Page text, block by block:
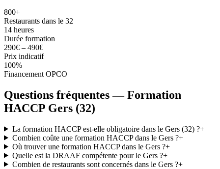
800+
Restaurants dans le 32
14 heures
Durée formation
290€ – 490€
Prix indicatif
100%
Financement OPCO
Questions fréquentes — Formation
HACCP Gers (32)
La formation HACCP est-elle obligatoire dans le Gers (32) ?+
Combien coûte une formation HACCP dans le Gers ?+
Où trouver une formation HACCP dans le Gers ?+
Quelle est la DRAAF compétente pour le Gers ?+
Combien de restaurants sont concernés dans le Gers ?+